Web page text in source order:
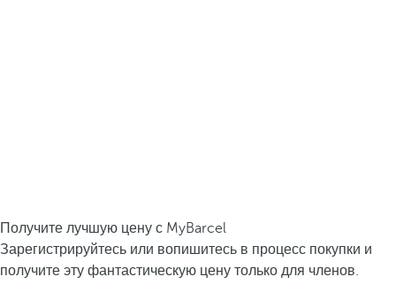
Получите лучшую цену с MyBarcel
Зарегистрируйтесь или вопишитесь в процесс покупки и
получите эту фантастическую цену только для членов.